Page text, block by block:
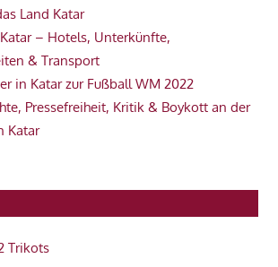
Land Katar
– Hotels, Unterkünfte,
& Transport
in Katar zur Fußball WM 2022
Pressefreiheit, Kritik & Boykott an der
Katar
Trikots